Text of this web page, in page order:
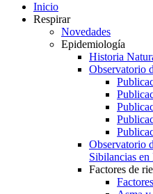
Inicio
Respirar
Novedades
Epidemiología
Historia
Observatorio
Observatorio
Sibilancias
Factores de